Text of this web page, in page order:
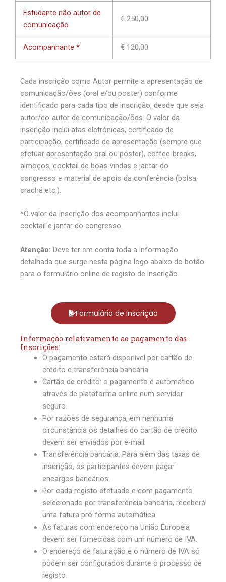
Estudante não autor de
comunicação
€ 250,00
Acompanhante * € 120,00
Cada inscrição como Autor permite a apresentação de
comunicação/ões (oral e/ou poster) conforme
identificado para cada tipo de inscrição, desde que seja
autor/co-autor de comunicação/ões. O valor da
inscrição inclui atas eletrónicas, certificado de
participação, certificado de apresentação (sempre que
efetuar apresentação oral ou póster), coffee-breaks,
almoços, cocktail de boas-vindas e jantar do
congresso e material de apoio da conferência (bolsa,
crachá etc.).
*O valor da inscrição dos acompanhantes inclui
cocktail e jantar do congresso.
Atenção: Deve ter em conta toda a informação
detalhada que surge nesta página logo abaixo do botão
para o formulário online de registo de inscrição.
Formulário de Inscrição
Informação relativamente ao pagamento das
Inscrições:
O pagamento estará disponível por cartão de
crédito e transferência bancária.
Cartão de crédito: o pagamento é automático
através de plataforma online num servidor
seguro.
Por razões de segurança, em nenhuma
circunstância os detalhes do cartão de crédito
devem ser enviados por e-mail.
Transferência bancária: Para além das taxas de
inscrição, os participantes devem pagar
encargos bancários.
Por cada registo efetuado e com pagamento
selecionado por transferência bancária, receberá
uma fatura pró-forma automática.
As faturas com endereço na União Europeia
devem ser fornecidas com um número de IVA.
O endereço de faturação e o número de IVA só
podem ser configurados durante o processo de
registo.